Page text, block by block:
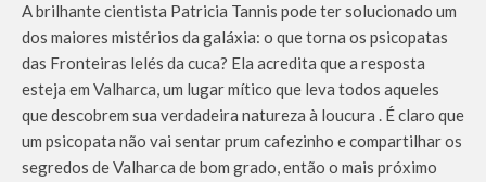
A brilhante cientista Patricia Tannis pode ter solucionado um
dos maiores mistérios da galáxia: o que torna os psicopatas
das Fronteiras lelés da cuca? Ela acredita que a resposta
esteja em Valharca, um lugar mítico que leva todos aqueles
que descobrem sua verdadeira natureza à loucura . É claro que
um psicopata não vai sentar prum cafezinho e compartilhar os
segredos de Valharca de bom grado, então o mais próximo